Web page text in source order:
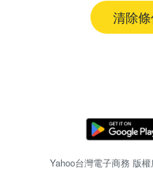
清除
Yahoo台灣電子商務 版